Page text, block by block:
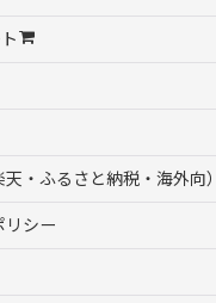
・ふるさと納税・海外向）
リシー